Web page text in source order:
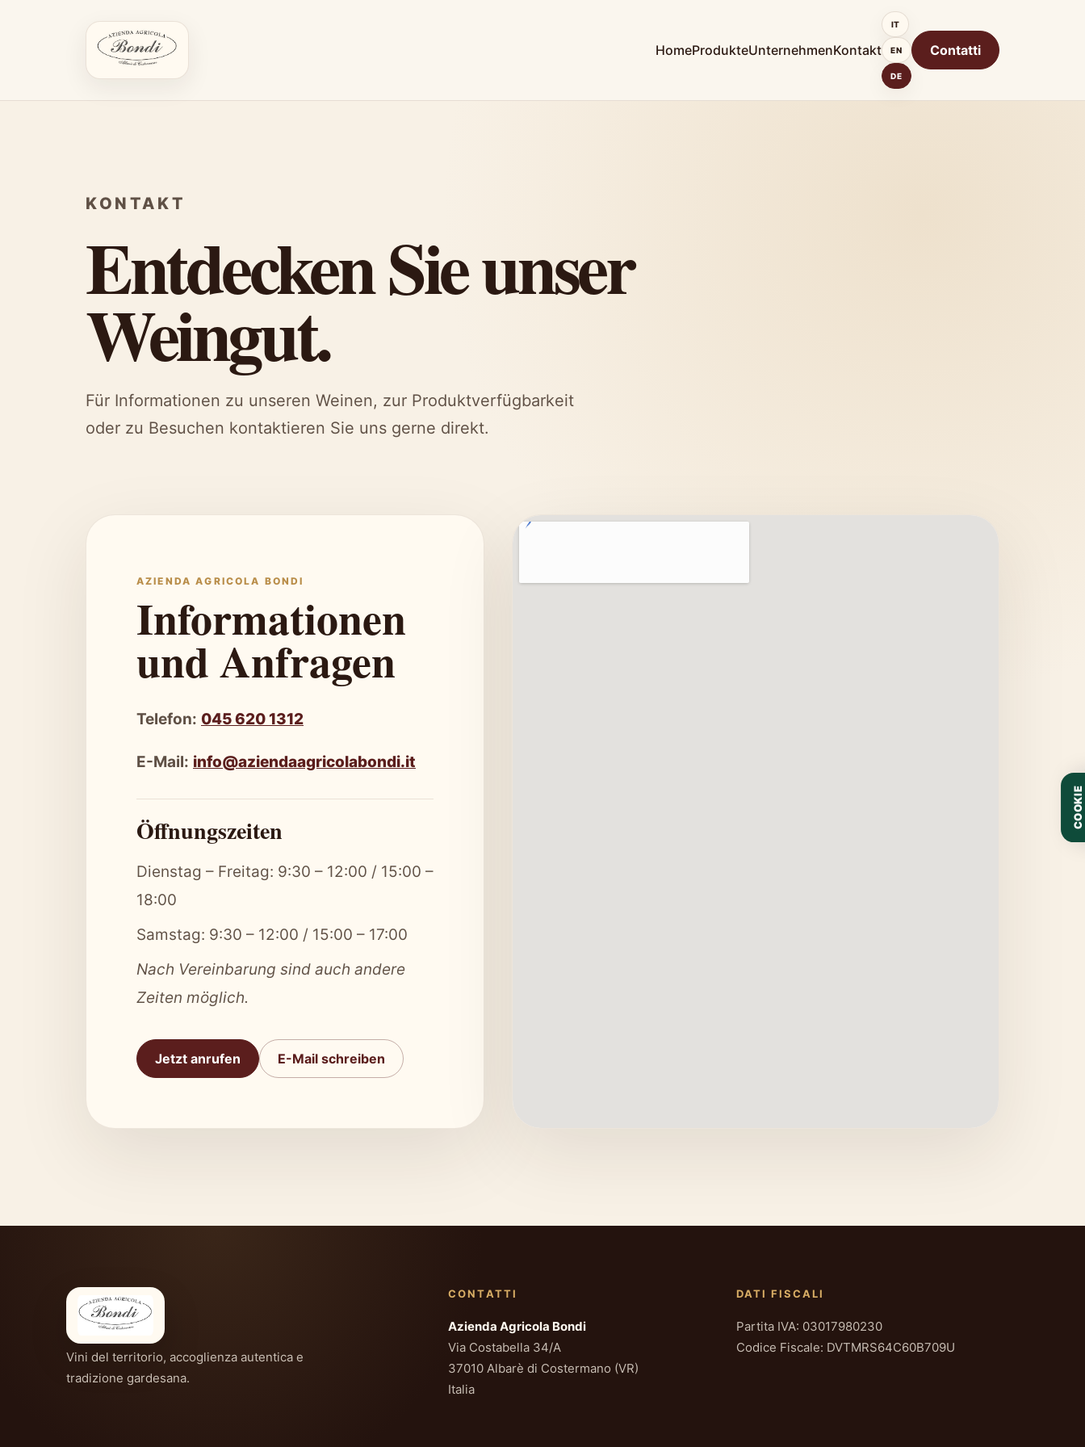
HomeProdukteUnternehmenKontakt
IT
EN
DE
Contatti
KONTAKT
Entdecken Sie unser
Weingut.
Für Informationen zu unseren Weinen, zur Produktverfügbarkeit
oder zu Besuchen kontaktieren Sie uns gerne direkt.
AZIENDA AGRICOLA BONDI
Informationen
und Anfragen
Telefon: 045 620 1312
E-Mail: info@aziendaagricolabondi.it
Öffnungszeiten
Dienstag – Freitag: 9:30 – 12:00 / 15:00 –
18:00
Samstag: 9:30 – 12:00 / 15:00 – 17:00
Nach Vereinbarung sind auch andere
Zeiten möglich.
Jetzt anrufen E-Mail schreiben
Vini del territorio, accoglienza autentica e
tradizione gardesana.
CONTATTI
Azienda Agricola Bondi
Via Costabella 34/A
37010 Albarè di Costermano (VR)
Italia
DATI FISCALI
Partita IVA: 03017980230
Codice Fiscale: DVTMRS64C60B709U
COOKIE